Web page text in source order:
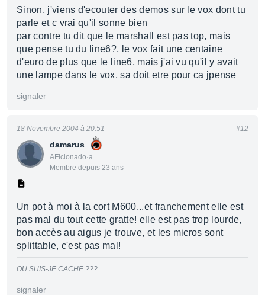
Sinon, j'viens d'ecouter des demos sur le vox dont tu
parle et c vrai qu'il sonne bien
par contre tu dit que le marshall est pas top, mais
que pense tu du line6?, le vox fait une centaine
d'euro de plus que le line6, mais j'ai vu qu'il y avait
une lampe dans le vox, sa doit etre pour ca jpense
signaler
damarus
AFicionado·a
Membre depuis 23 ans
18 Novembre 2004 à 20:51 #12
Un pot à moi à la cort M600...et franchement elle est
pas mal du tout cette gratte! elle est pas trop lourde,
bon accès au aigus je trouve, et les micros sont
splittable, c'est pas mal!
OU SUIS-JE CACHE ???
signaler